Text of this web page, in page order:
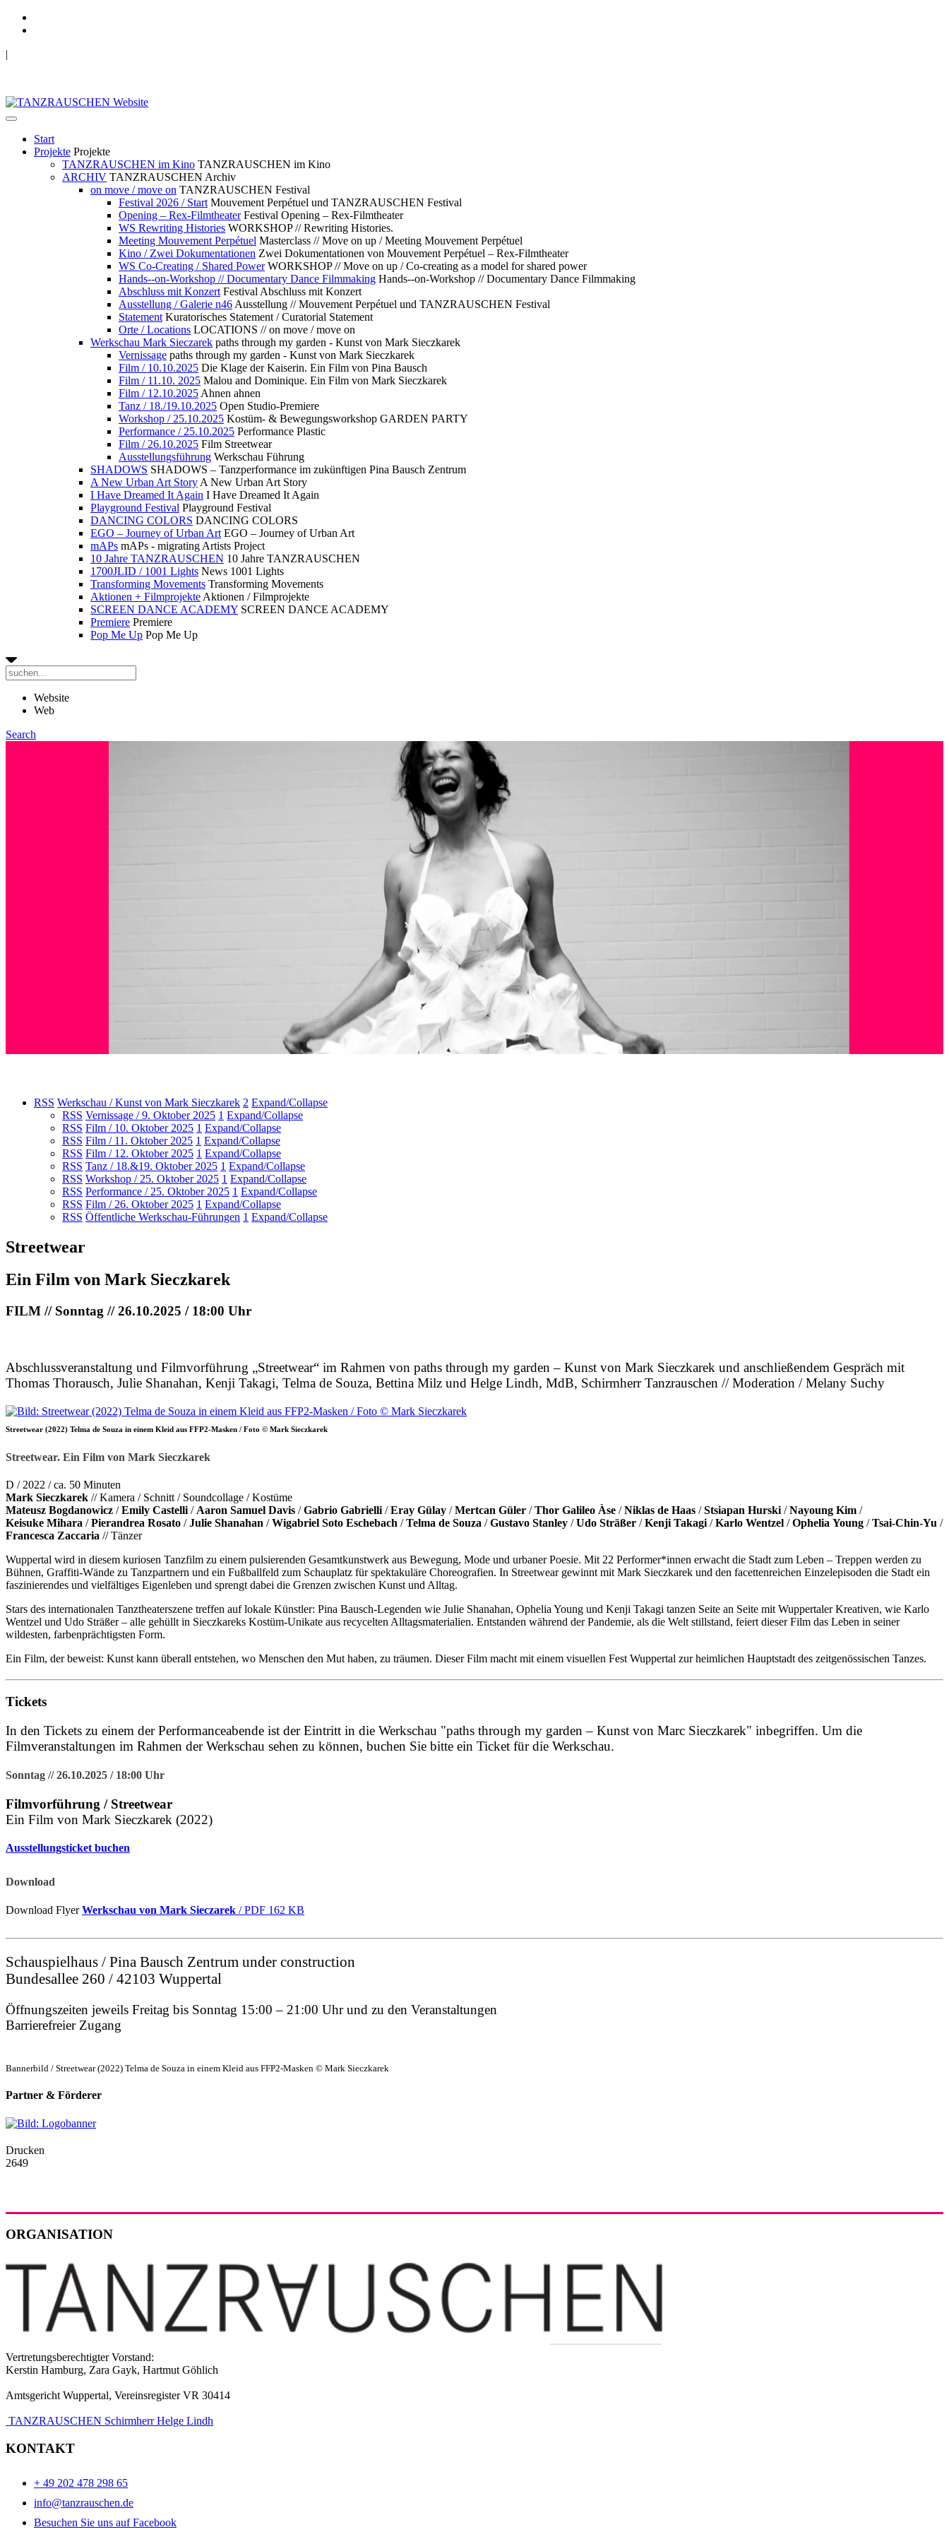
|
Start
Projekte Projekte
TANZRAUSCHEN im Kino TANZRAUSCHEN im Kino
ARCHIV TANZRAUSCHEN Archiv
on move / move on TANZRAUSCHEN Festival
Festival 2026 / Start Mouvement Perpétuel und TANZRAUSCHEN Festival
Opening – Rex-Filmtheater Festival Opening – Rex-Filmtheater
WS Rewriting Histories WORKSHOP // Rewriting Histories.
Meeting Mouvement Perpétuel Masterclass // Move on up / Meeting Mouvement Perpétuel
Kino / Zwei Dokumentationen Zwei Dokumentationen von Mouvement Perpétuel – Rex-Filmtheater
WS Co-Creating / Shared Power WORKSHOP // Move on up / Co-creating as a model for shared power
Hands--on-Workshop // Documentary Dance Filmmaking Hands--on-Workshop // Documentary Dance Filmmaking
Abschluss mit Konzert Festival Abschluss mit Konzert
Ausstellung / Galerie n46 Ausstellung // Mouvement Perpétuel und TANZRAUSCHEN Festival
Statement Kuratorisches Statement / Curatorial Statement
Orte / Locations LOCATIONS // on move / move on
Werkschau Mark Sieczarek paths through my garden - Kunst von Mark Sieczkarek
Vernissage paths through my garden - Kunst von Mark Sieczkarek
Film / 10.10.2025 Die Klage der Kaiserin. Ein Film von Pina Bausch
Film / 11.10. 2025 Malou and Dominique. Ein Film von Mark Sieczkarek
Film / 12.10.2025 Ahnen ahnen
Tanz / 18./19.10.2025 Open Studio-Premiere
Workshop / 25.10.2025 Kostüm- & Bewegungsworkshop GARDEN PARTY
Performance / 25.10.2025 Performance Plastic
Film / 26.10.2025 Film Streetwear
Ausstellungsführung Werkschau Führung
SHADOWS SHADOWS – Tanzperformance im zukünftigen Pina Bausch Zentrum
A New Urban Art Story A New Urban Art Story
I Have Dreamed It Again I Have Dreamed It Again
Playground Festival Playground Festival
DANCING COLORS DANCING COLORS
EGO – Journey of Urban Art EGO – Journey of Urban Art
mAPs mAPs - migrating Artists Project
10 Jahre TANZRAUSCHEN 10 Jahre TANZRAUSCHEN
1700JLID / 1001 Lights News 1001 Lights
Transforming Movements Transforming Movements
Aktionen + Filmprojekte Aktionen / Filmprojekte
SCREEN DANCE ACADEMY SCREEN DANCE ACADEMY
Premiere Premiere
Pop Me Up Pop Me Up
Website
Web
Search
RSS Werkschau / Kunst von Mark Sieczkarek 2 Expand/Collapse
RSS Vernissage / 9. Oktober 2025 1 Expand/Collapse
RSS Film / 10. Oktober 2025 1 Expand/Collapse
RSS Film / 11. Oktober 2025 1 Expand/Collapse
RSS Film / 12. Oktober 2025 1 Expand/Collapse
RSS Tanz / 18.&19. Oktober 2025 1 Expand/Collapse
RSS Workshop / 25. Oktober 2025 1 Expand/Collapse
RSS Performance / 25. Oktober 2025 1 Expand/Collapse
RSS Film / 26. Oktober 2025 1 Expand/Collapse
RSS Öffentliche Werkschau-Führungen 1 Expand/Collapse
Streetwear
Ein Film von Mark Sieczkarek
FILM // Sonntag // 26.10.2025 / 18:00 Uhr
Abschlussveranstaltung und Filmvorführung „Streetwear“ im Rahmen von paths through my garden – Kunst von Mark Sieczkarek und anschließendem Gespräch mit
Thomas Thorausch, Julie Shanahan, Kenji Takagi, Telma de Souza, Bettina Milz und Helge Lindh, MdB, Schirmherr Tanzrauschen // Moderation / Melany Suchy
Streetwear (2022) Telma de Souza in einem Kleid aus FFP2-Masken / Foto © Mark Sieczkarek
Streetwear. Ein Film von Mark Sieczkarek
D / 2022 / ca. 50 Minuten
Mark Sieczkarek // Kamera / Schnitt / Soundcollage / Kostüme
Mateusz Bogdanowicz /Emily Castelli / Aaron Samuel Davis /Gabrio Gabrielli /Eray Gülay /Mertcan Güler /Thor Galileo Àse /Niklas de Haas /Stsiapan Hurski /Nayoung Kim /
Keisuke Mihara /Pierandrea Rosato /Julie Shanahan /Wigabriel Soto Eschebach /Telma de Souza /Gustavo Stanley /Udo Sträßer /Kenji Takagi /Karlo Wentzel /Ophelia Young /Tsai-Chin-Yu /
Francesca Zaccaria // Tänzer
Wuppertal wird in diesem kuriosen Tanzfilm zu einem pulsierenden Gesamtkunstwerk aus Bewegung, Mode und urbaner Poesie. Mit 22 Performer*innen erwacht die Stadt zum Leben – Treppen werden zu
Bühnen, Graffiti-Wände zu Tanzpartnern und ein Fußballfeld zum Schauplatz für spektakuläre Choreografien. In Streetwear gewinnt mit Mark Sieczkarek und den facettenreichen Einzelepisoden die Stadt ein
faszinierendes und vielfältiges Eigenleben und sprengt dabei die Grenzen zwischen Kunst und Alltag.
Stars des internationalen Tanztheaterszene treffen auf lokale Künstler: Pina Bausch-Legenden wie Julie Shanahan, Ophelia Young und Kenji Takagi tanzen Seite an Seite mit Wuppertaler Kreativen, wie Karlo
Wentzel und Udo Sträßer – alle gehüllt in Sieczkareks Kostüm-Unikate aus recycelten Alltagsmaterialien. Entstanden während der Pandemie, als die Welt stillstand, feiert dieser Film das Leben in seiner
wildesten, farbenprächtigsten Form.
Ein Film, der beweist: Kunst kann überall entstehen, wo Menschen den Mut haben, zu träumen. Dieser Film macht mit einem visuellen Fest Wuppertal zur heimlichen Hauptstadt des zeitgenössischen Tanzes.
Tickets
In den Tickets zu einem der Performanceabende ist der Eintritt in die Werkschau "paths through my garden – Kunst von Marc Sieczkarek" inbegriffen. Um die
Filmveranstaltungen im Rahmen der Werkschau sehen zu können, buchen Sie bitte ein Ticket für die Werkschau.
Sonntag // 26.10.2025 / 18:00 Uhr
Filmvorführung / Streetwear
Ein Film von Mark Sieczkarek (2022)
Ausstellungsticket buchen
Download
Download FlyerWerkschau von Mark Sieczarek / PDF 162 KB
Schauspielhaus / Pina Bausch Zentrum under construction
Bundesallee 260 / 42103 Wuppertal
Öffnungszeiten jeweils Freitag bis Sonntag 15:00 – 21:00 Uhr und zu den Veranstaltungen
Barrierefreier Zugang
Bannerbild / Streetwear (2022) Telma de Souza in einem Kleid aus FFP2-Masken © Mark Sieczkarek
Partner & Förderer
Drucken
2649
ORGANISATION
Vertretungsberechtigter Vorstand:
Kerstin Hamburg, Zara Gayk, Hartmut Göhlich
Amtsgericht Wuppertal, Vereinsregister VR 30414
TANZRAUSCHEN Schirmherr Helge Lindh
KONTAKT
+ 49 202 478 298 65
info@tanzrauschen.de
Besuchen Sie uns auf Facebook